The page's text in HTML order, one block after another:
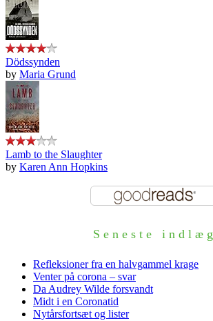
Dödssynden
by Maria Grund
Lamb to the Slaughter
by Karen Ann Hopkins
Seneste indlæg
Refleksioner fra en halvgammel krage
Venter på corona – svar
Da Audrey Wilde forsvandt
Midt i en Coronatid
Nytårsfortsæt og lister